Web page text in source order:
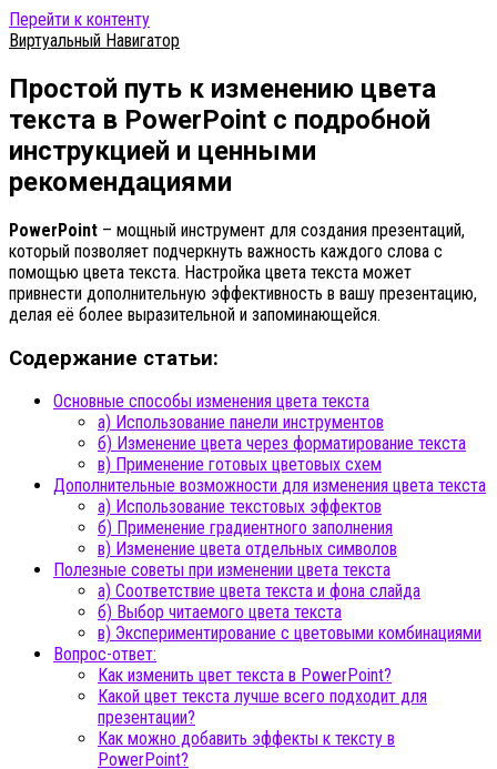
Перейти к контенту
Виртуальный Навигатор
Простой путь к изменению цвета
текста в PowerPoint с подробной
инструкцией и ценными
рекомендациями
PowerPoint – мощный инструмент для создания презентаций,
который позволяет подчеркнуть важность каждого слова с
помощью цвета текста. Настройка цвета текста может
привнести дополнительную эффективность в вашу презентацию,
делая её более выразительной и запоминающейся.
Содержание статьи:
Основные способы изменения цвета текста
а) Использование панели инструментов
б) Изменение цвета через форматирование текста
в) Применение готовых цветовых схем
Дополнительные возможности для изменения цвета текста
а) Использование текстовых эффектов
б) Применение градиентного заполнения
в) Изменение цвета отдельных символов
Полезные советы при изменении цвета текста
а) Соответствие цвета текста и фона слайда
б) Выбор читаемого цвета текста
в) Экспериментирование с цветовыми комбинациями
Вопрос-ответ:
Как изменить цвет текста в PowerPoint?
Какой цвет текста лучше всего подходит для
презентации?
Как можно добавить эффекты к тексту в
PowerPoint?